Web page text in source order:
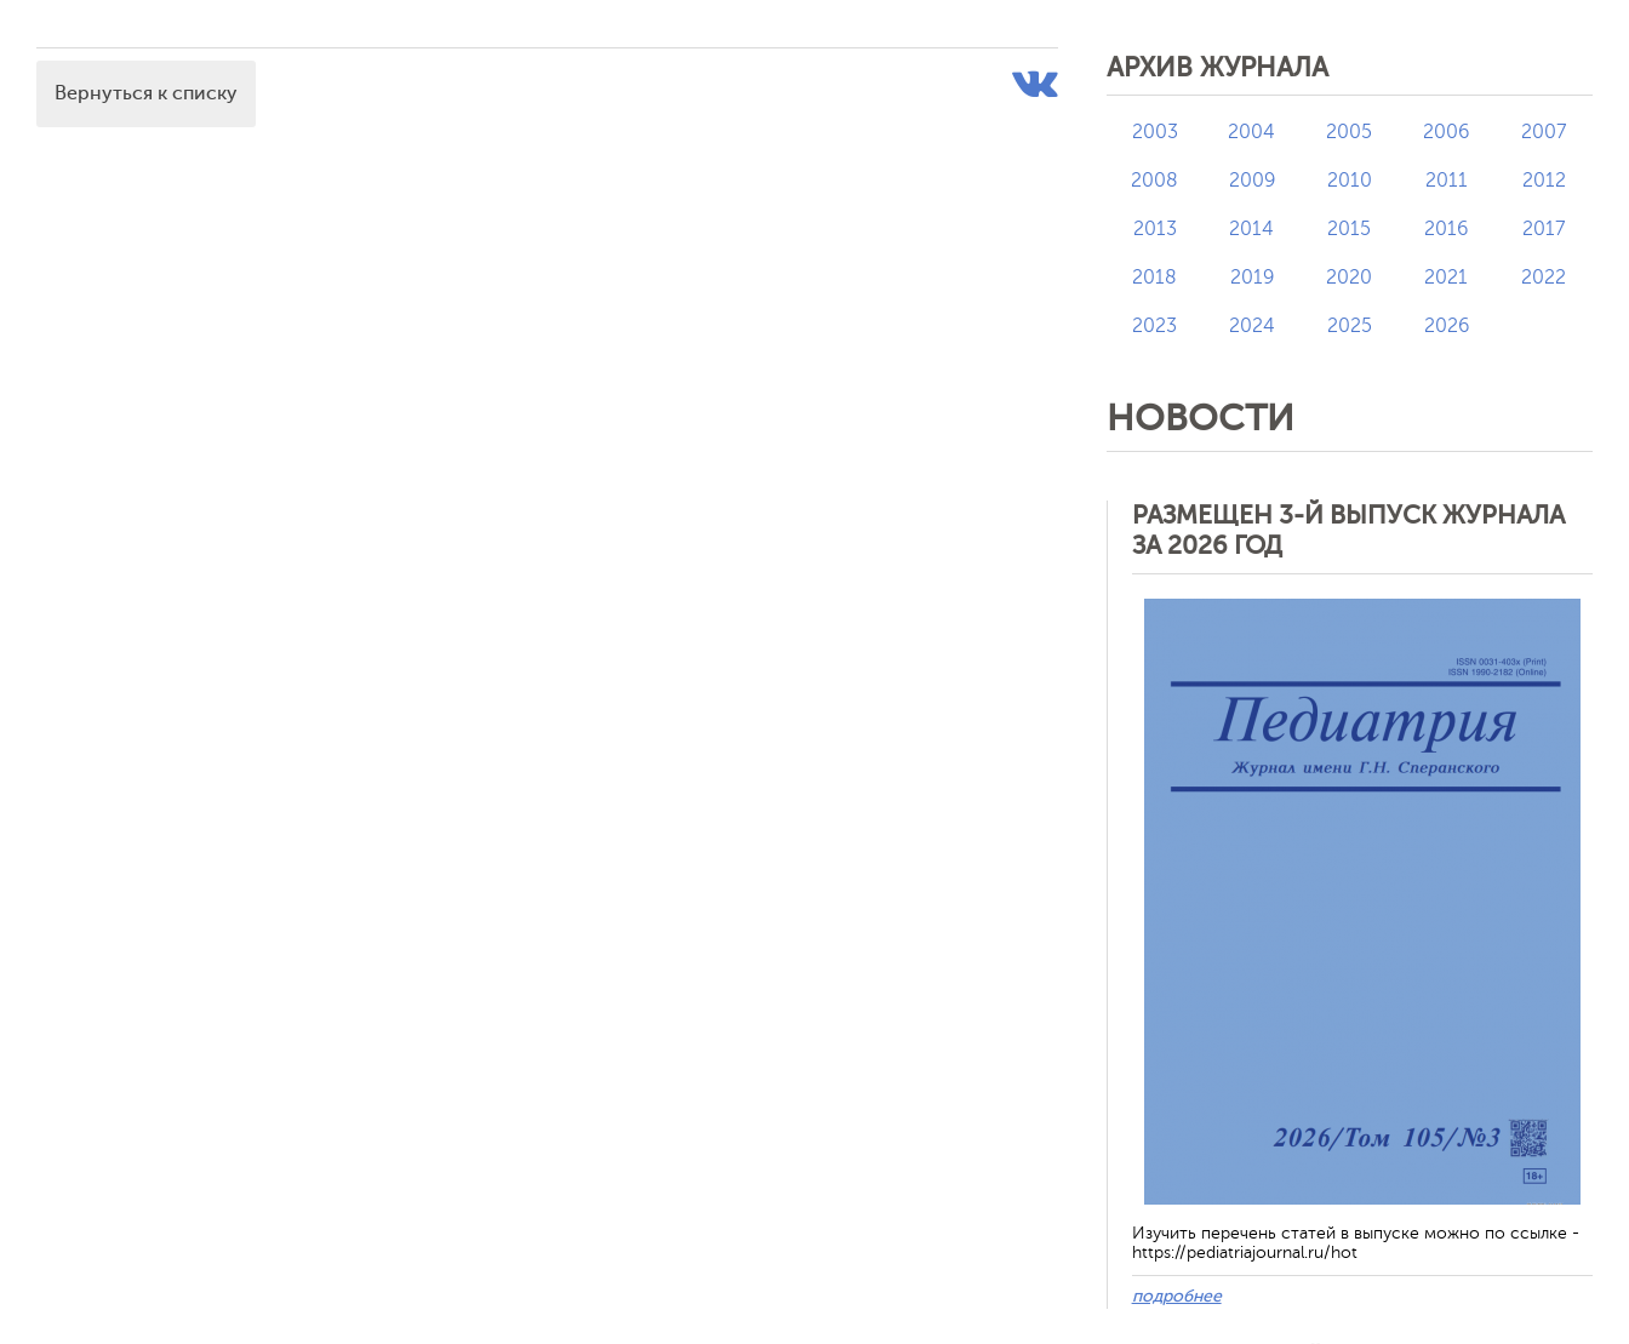
Вернуться к списку
АРХИВ ЖУРНАЛА
2003 2004 2005 2006 2007
2008 2009 2010 2011 2012
2013 2014 2015 2016 2017
2018 2019 2020 2021 2022
2023 2024 2025 2026
НОВОСТИ
РАЗМЕЩЕН 3-Й ВЫПУСК ЖУРНАЛА
ЗА 2026 ГОД
Изучить перечень статей в выпуске можно по ссылке -
https://pediatriajournal.ru/hot
подробнее